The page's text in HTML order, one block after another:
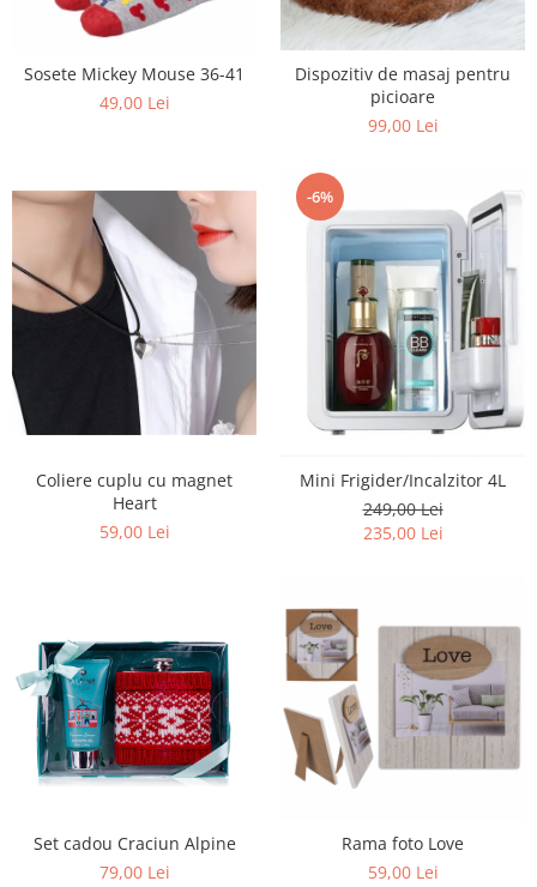
Sosete Mickey Mouse 36-41
49,00 Lei
Dispozitiv de masaj pentru
picioare
99,00 Lei
Coliere cuplu cu magnet
Heart
59,00 Lei
-6%
Mini Frigider/Incalzitor 4L
249,00 Lei
235,00 Lei
Set cadou Craciun Alpine
79,00 Lei
Rama foto Love
59,00 Lei